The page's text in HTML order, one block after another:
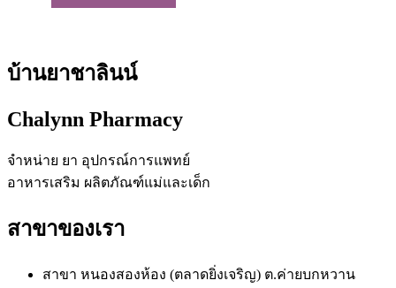
บ้านยาชาลินน์
Chalynn Pharmacy
จำหน่าย ยา อุปกรณ์การแพทย์
อาหารเสริม ผลิตภัณฑ์แม่และเด็ก
สาขาของเรา
สาขา หนองสองห้อง (ตลาดยิ่งเจริญ) ต.ค่ายบกหวาน